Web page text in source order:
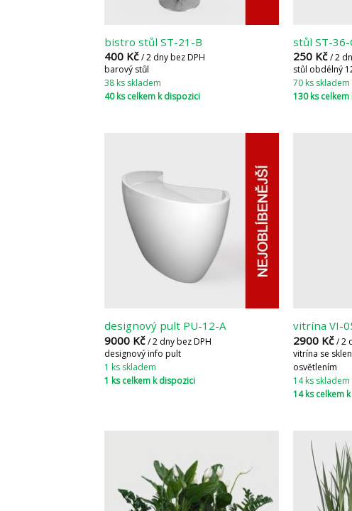
bistro stůl ST-21-B
400 Kč / 2 dny bez DPH
barový stůl
38 ks skladem
40 ks celkem k dispozici
stůl ST-36-
250 Kč / 2
stůl obdélný
70 ks skladem
130 ks
designový pult PU-12-A
9000 Kč / 2 dny bez DPH
designový info pult
1 ks skladem
1 ks celkem k dispozici
vitrína VI-
2900 Kč / 2
vitrína se
osvětlením
14 ks skladem
14 ks celkem